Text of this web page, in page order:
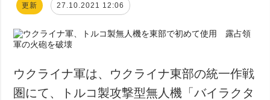
政治
経済・復興
防衛
社会・文化
スポーツ
更新 27.10.2021 12:06
ウクライナ軍は、ウクライナ東部の統一作戦
圏にて、トルコ製攻撃型無人機「バイラクタ